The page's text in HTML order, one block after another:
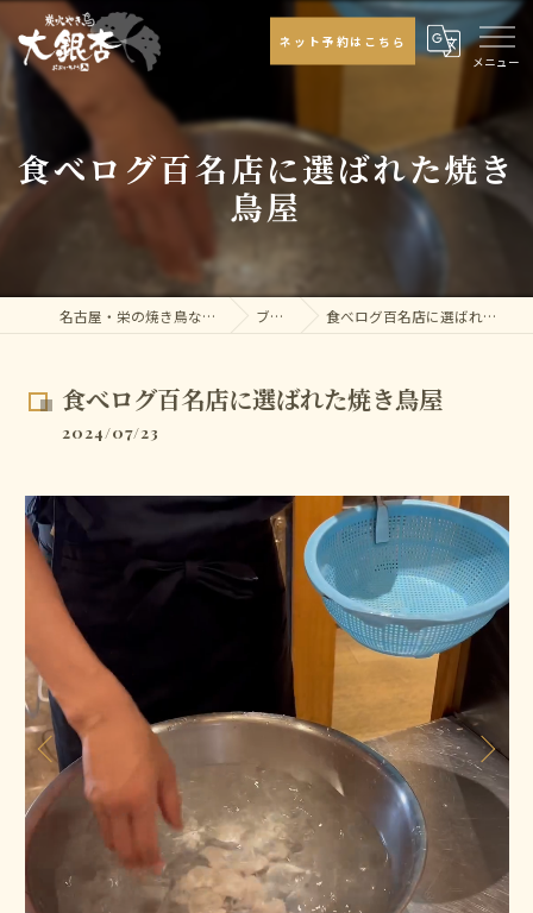
ネット予約はこちら
食べログ百名店に選ばれた焼き
鳥屋
名古屋・栄の焼き鳥なら大銀杏 ブログ 食べログ百名店に選ばれた焼き鳥屋
食べログ百名店に選ばれた焼き鳥屋
2024/07/23